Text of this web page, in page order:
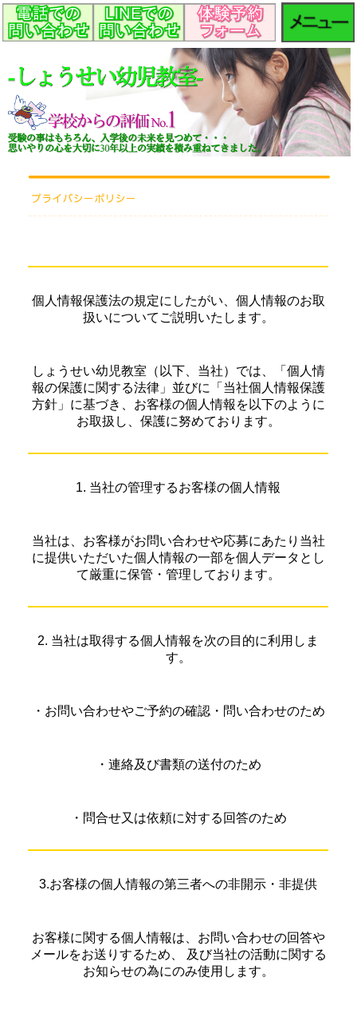
個人情報保護法の規定にしたがい、個人情報のお取
扱いについてご説明いたします。
しょうせい幼児教室（以下、当社）では、「個人情
報の保護に関する法律」並びに「当社個人情報保護
方針」に基づき、お客様の個人情報を以下のように
お取扱し、保護に努めております。
1. 当社の管理するお客様の個人情報
当社は、お客様がお問い合わせや応募にあたり当社
に提供いただいた個人情報の一部を個人データとし
て厳重に保管・管理しております。
2. 当社は取得する個人情報を次の目的に利用しま
す。
・お問い合わせやご予約の確認・問い合わせのため
・連絡及び書類の送付のため
・問合せ又は依頼に対する回答のため
3.お客様の個人情報の第三者への非開示・非提供
お客様に関する個人情報は、お問い合わせの回答や
メールをお送りするため、 及び当社の活動に関する
お知らせの為にのみ使用します。